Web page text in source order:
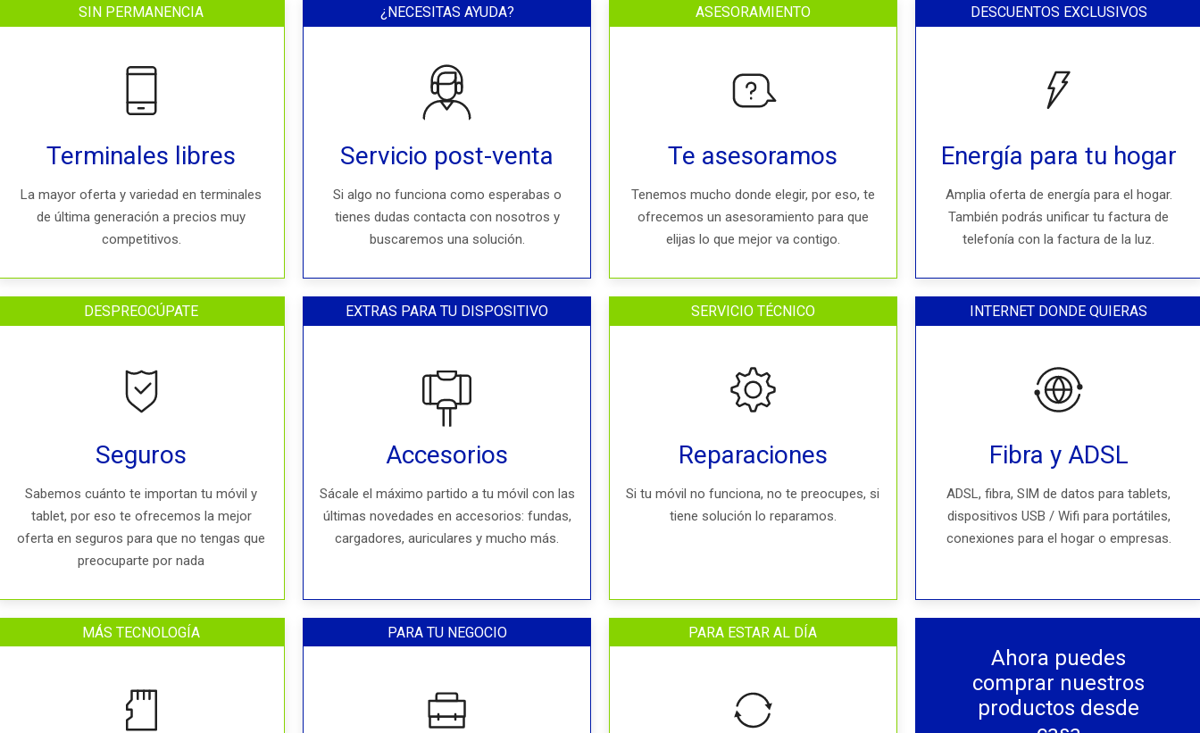
SIN PERMANENCIA
Terminales libres
La mayor oferta y variedad en terminales
de última generación a precios muy
competitivos.
¿NECESITAS AYUDA?
Servicio post-venta
Si algo no funciona como esperabas o
tienes dudas contacta con nosotros y
buscaremos una solución.
ASESORAMIENTO
Te asesoramos
Tenemos mucho donde elegir, por eso, te
ofrecemos un asesoramiento para que
elijas lo que mejor va contigo.
DESCUENTOS EXCLUSIVOS
Energía para tu hogar
Amplia oferta de energía para el hogar.
También podrás unificar tu factura de
telefonía con la factura de la luz.
DESPREOCÚPATE
Seguros
Sabemos cuánto te importan tu móvil y
tablet, por eso te ofrecemos la mejor
oferta en seguros para que no tengas que
preocuparte por nada
EXTRAS PARA TU DISPOSITIVO
Accesorios
Sácale el máximo partido a tu móvil con las
últimas novedades en accesorios: fundas,
cargadores, auriculares y mucho más.
SERVICIO TÉCNICO
Reparaciones
Si tu móvil no funciona, no te preocupes, si
tiene solución lo reparamos.
INTERNET DONDE QUIERAS
Fibra y ADSL
ADSL, fibra, SIM de datos para tablets,
dispositivos USB / Wifi para portátiles,
conexiones para el hogar o empresas.
MÁS TECNOLOGÍA PARA TU NEGOCIO PARA ESTAR AL DÍA
Ahora puedes
comprar nuestros
productos desde